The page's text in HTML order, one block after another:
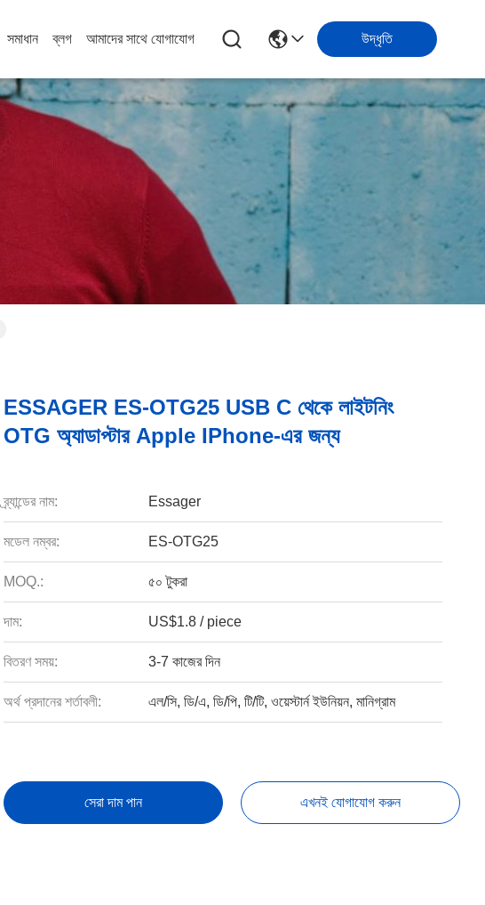
সমাধান ব্লগ আমাদের সাথে যোগাযোগ উদ্ধৃতি
ESSAGER ES-OTG25 USB C থেকে লাইটনিং
OTG অ্যাডাপ্টার Apple IPhone-এর জন্য
ব্র্যান্ডের নাম: Essager
মডেল নম্বর: ES-OTG25
MOQ.: ৫০ টুকরা
দাম: US$1.8 / piece
বিতরণ সময়: 3-7 কাজের দিন
অর্থ প্রদানের শর্তাবলী: এল/সি, ডি/এ, ডি/পি, টি/টি, ওয়েস্টার্ন ইউনিয়ন, মানিগ্রাম
সেরা দাম পান এখনই যোগাযোগ করুন